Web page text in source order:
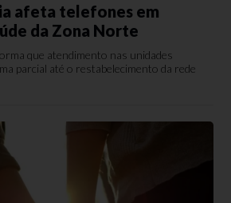
afeta telefones em
da Zona Norte
que atendimento nas unidades
parcial até o restabelecimento da rede